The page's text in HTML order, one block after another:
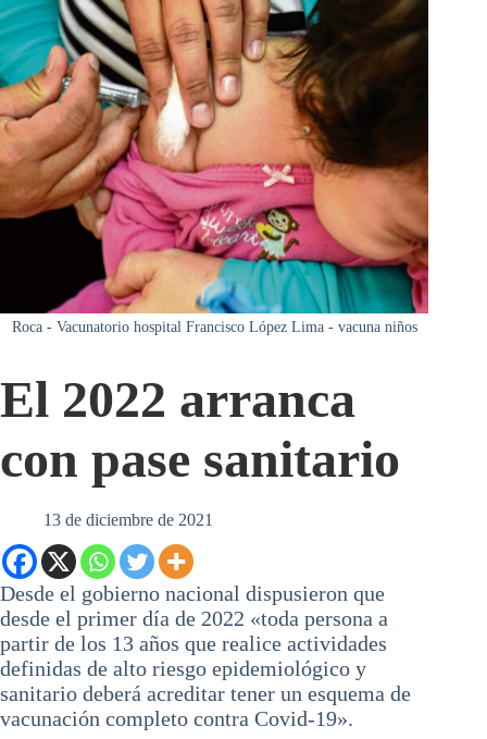
Roca - Vacunatorio hospital Francisco López Lima - vacuna niños
El 2022 arranca
con pase sanitario
13 de diciembre de 2021
Desde el gobierno nacional dispusieron que
desde el primer día de 2022 «toda persona a
partir de los 13 años que realice actividades
definidas de alto riesgo epidemiológico y
sanitario deberá acreditar tener un esquema de
vacunación completo contra Covid-19».